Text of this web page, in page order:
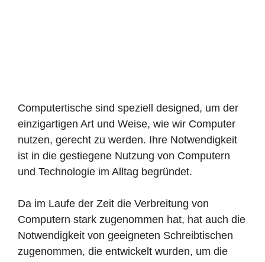
Computertische sind speziell designed, um der
einzigartigen Art und Weise, wie wir Computer
nutzen, gerecht zu werden. Ihre Notwendigkeit
ist in die gestiegene Nutzung von Computern
und Technologie im Alltag begründet.
Da im Laufe der Zeit die Verbreitung von
Computern stark zugenommen hat, hat auch die
Notwendigkeit von geeigneten Schreibtischen
zugenommen, die entwickelt wurden, um die